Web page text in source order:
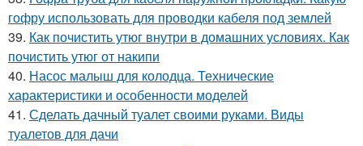
гофру использовать для проводки кабеля под землей
39. Как почистить утюг внутри в домашних условиях. Как
почистить утюг от накипи
40. Насос малыш для колодца. Технические
характеристики и особенности моделей
41. Сделать дачный туалет своими руками. Виды
туалетов для дачи